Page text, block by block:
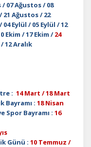
07 Ağustos / 08
Ağustos / 22
/ 04 Eylül / 05 Eylül / 12
Ekim / 17 Ekim /24
12 Aralık
: 14 Mart / 18 Mart
Bayramı : 18 Nisan
Spor Bayramı : 16
Günü : 10 Temmuz /